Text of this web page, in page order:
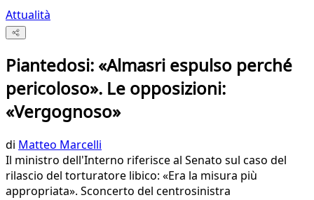
Attualità
Piantedosi: «Almasri espulso perché
pericoloso». Le opposizioni:
«Vergognoso»
di Matteo Marcelli
Il ministro dell'Interno riferisce al Senato sul caso del
rilascio del torturatore libico: «Era la misura più
appropriata». Sconcerto del centrosinistra